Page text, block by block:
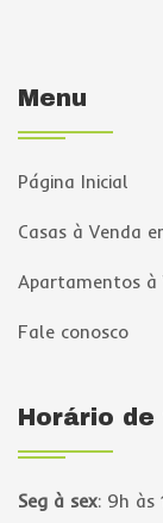
Menu
Página Inicial
Casas à Venda
Apartamentos à
Fale conosco
Horário
Seg à sex: 9h às